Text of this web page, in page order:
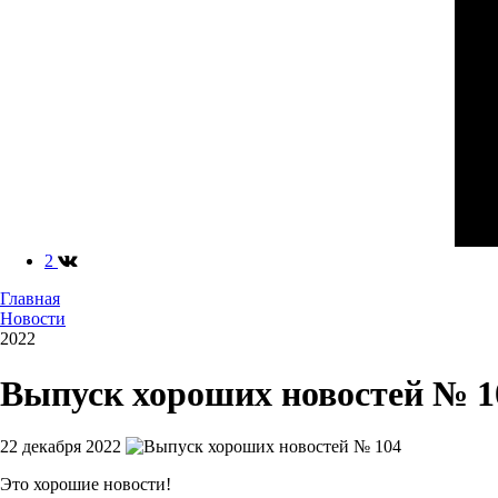
2
Главная
Новости
2022
Выпуск хороших новостей №
22 декабря 2022
Это хорошие новости!